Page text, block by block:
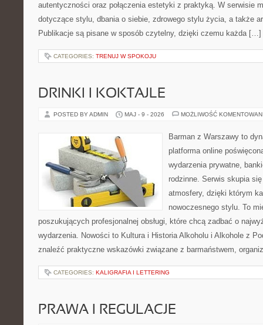
autentyczności oraz połączenia estetyki z praktyką. W serwisie
dotyczące stylu, dbania o siebie, zdrowego stylu życia, a także
Publikacje są pisane w sposób czytelny, dzięki czemu każda […]
CATEGORIES: TRENUJ W SPOKOJU
DRINKI I KOKTAJLE
POSTED BY ADMIN MAJ - 9 - 2026 MOŻLIWOŚĆ
Barman z Warszawy to
platforma online
wydarzenia prywatne,
rodzinne. Serwis skupia
atmosfery, dzięki którym
nowoczesnego stylu. To
poszukujących profesjonalnej obsługi, które chcą zadbać o
wydarzenia. Nowości to Kultura i Historia Alkoholu i Alkohole z
znaleźć praktyczne wskazówki związane z barmaństwem,
CATEGORIES: KALIGRAFIA I LETTERING
PRAWA I REGULACJE